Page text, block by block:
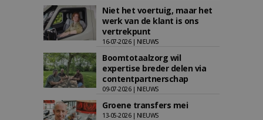
Niet het voertuig, maar het
werk van de klant is ons
vertrekpunt
16-07-2026 | NIEUWS
Boomtotaalzorg wil
expertise breder delen via
contentpartnerschap
09-07-2026 | NIEUWS
Groene transfers mei
13-05-2026 | NIEUWS